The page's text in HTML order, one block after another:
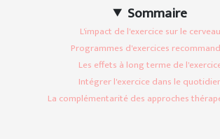
Sommaire
L'impact de l'exercice sur le cerveau
Programmes d'exercices
Les effets à long terme de
Intégrer l'exercice dans le
La complémentarité des approches